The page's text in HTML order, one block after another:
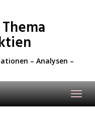
– Analysen –